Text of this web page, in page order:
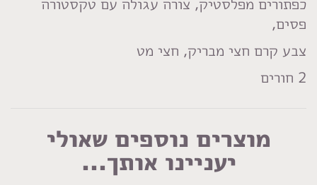
פסים,
צבע קרם חצי מבריק, חצי מט
2 חורים
מוצרים נוספים שאולי
יעניינו אותך...